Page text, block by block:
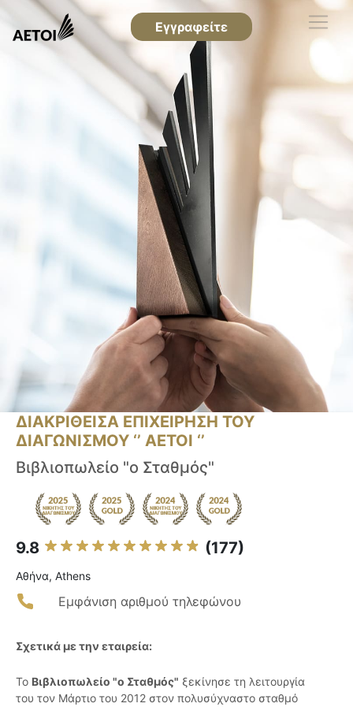
Εγγραφείτε
ΔΙΑΚΡΙΘΕΙΣΑ ΕΠΙΧΕΙΡΗΣΗ ΤΟΥ
ΔΙΑΓΩΝΙΣΜΟΥ ‘’ ΑΕΤΟΙ ‘’
Βιβλιοπωλείο "ο Σταθμός"
9.8 (177)
Αθήνα, Athens
Εμφάνιση αριθμού τηλεφώνου
Σχετικά με την εταιρεία:
Το Βιβλιοπωλείο "ο Σταθμός" ξεκίνησε τη λειτουργία
του τον Μάρτιο του 2012 στον πολυσύχναστο σταθμό